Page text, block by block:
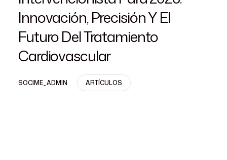
Innovación, Precisión Y El
Futuro Del Tratamiento
Cardiovascular
SOCIME_ADMIN ARTÍCULOS